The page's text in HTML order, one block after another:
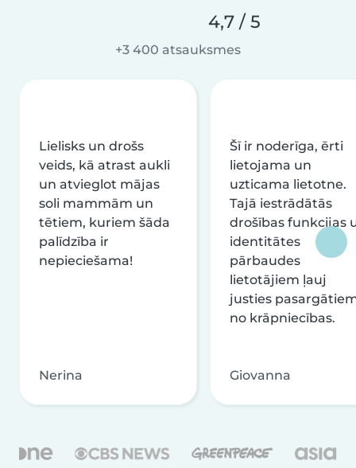
4,7 / 5
+3 400 atsauksmes
Lielisks un drošs
veids, kā atrast aukli
un atvieglot mājas
soli mammām un
tētiem, kuriem šāda
palīdzība ir
nepieciešama!
Nerina
Šī ir noderīga, ērti
lietojama un
uzticama lietotne.
Tajā iestrādātās
drošības funkcijas
identitātes
pārbaudes
lietotājiem ļauj
justies
no krāpniecības.
Giovanna